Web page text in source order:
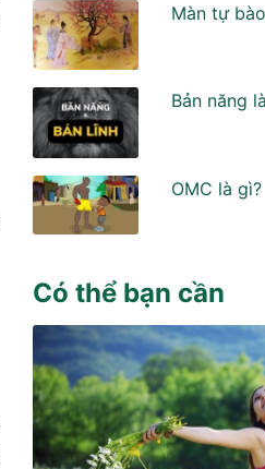
Màn tự
Bản năng
OMC là gì?
Có thể bạn cần